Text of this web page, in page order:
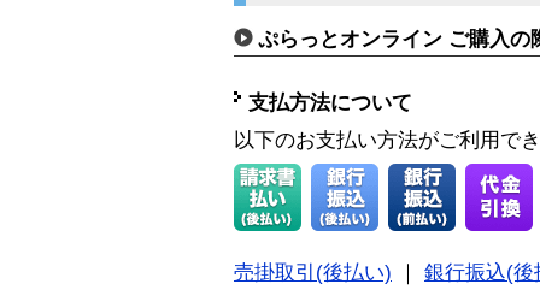
ぷらっとオンライン ご購入の
支払方法について
以下のお支払い方法がご利用で
売掛取引(後払い)
銀行振込(後